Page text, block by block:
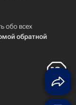
обо всех
обратной